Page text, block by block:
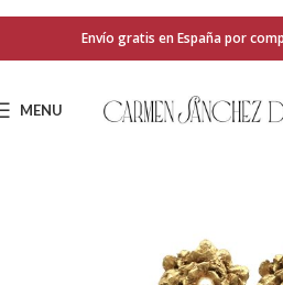
Envío gratis en España por
MENU